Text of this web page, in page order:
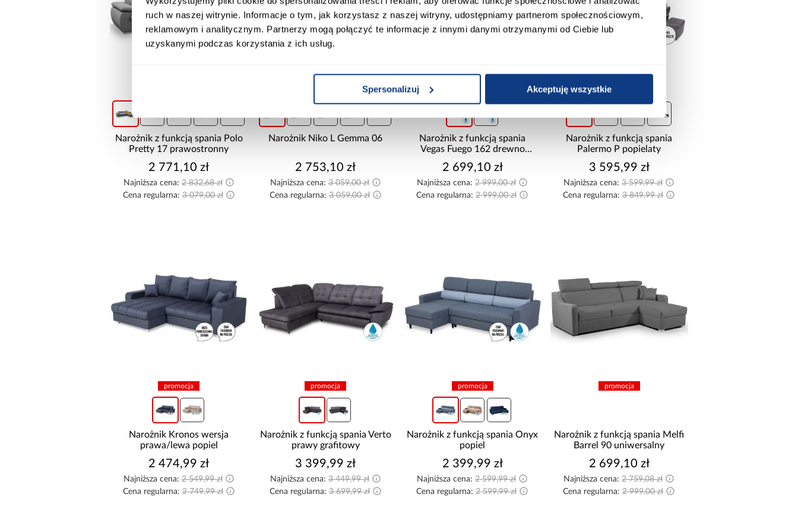
ruch w naszej witrynie. Informacje o tym, jak korzystasz z naszej witryny, udostępniamy partnerom społecznościowym,
reklamowym i analitycznym. Partnerzy mogą połączyć te informacje z innymi danymi otrzymanymi od Ciebie lub
uzyskanymi podczas korzystania z ich usług.
Spersonalizuj Akceptuję wszystkie
bez regulowanych
podłokietników
Lewostronna
Uniwersalna
duży narożnik
średni narożnik
mały narożnik
Narożnik z funkcją spania Polo
Pretty 17 prawostronny
2 771,10 zł
Najniższa cena:2 832,68 zł
Cena regularna:3 079,00 zł
Narożnik Niko L Gemma 06
2 753,10 zł
Najniższa cena: 3 059,00 zł
Cena regularna: 3 059,00 zł
Narożnik z funkcją spania
Vegas Fuego 162 drewno
2 699,10 zł
Najniższa cena:2 999,00 zł
Cena regularna:2 999,00 zł
promocja
Narożnik z funkcją spania
Palermo P popielaty
3 595,99 zł
Najniższa cena:3 599,99 zł
Cena regularna:3 849,99 zł
promocja
Narożnik Kronos wersja
prawa/lewa popiel
2 474,99 zł
Najniższa cena:2 549,99 zł
Cena regularna:2 749,99 zł
promocja
Narożnik z funkcją spania Verto
prawy grafitowy
3 399,99 zł
Najniższa cena: 3 449,99 zł
Cena regularna: 3 699,99 zł
promocja
Narożnik z funkcją spania Onyx
popiel
2 399,99 zł
Najniższa cena:2 599,99 zł
Cena regularna:2 599,99 zł
promocja
Narożnik z funkcją spania Melfi
Barrel 90 uniwersalny
2 699,10 zł
Najniższa cena:2 759,08 zł
Cena regularna:2 999,00 zł